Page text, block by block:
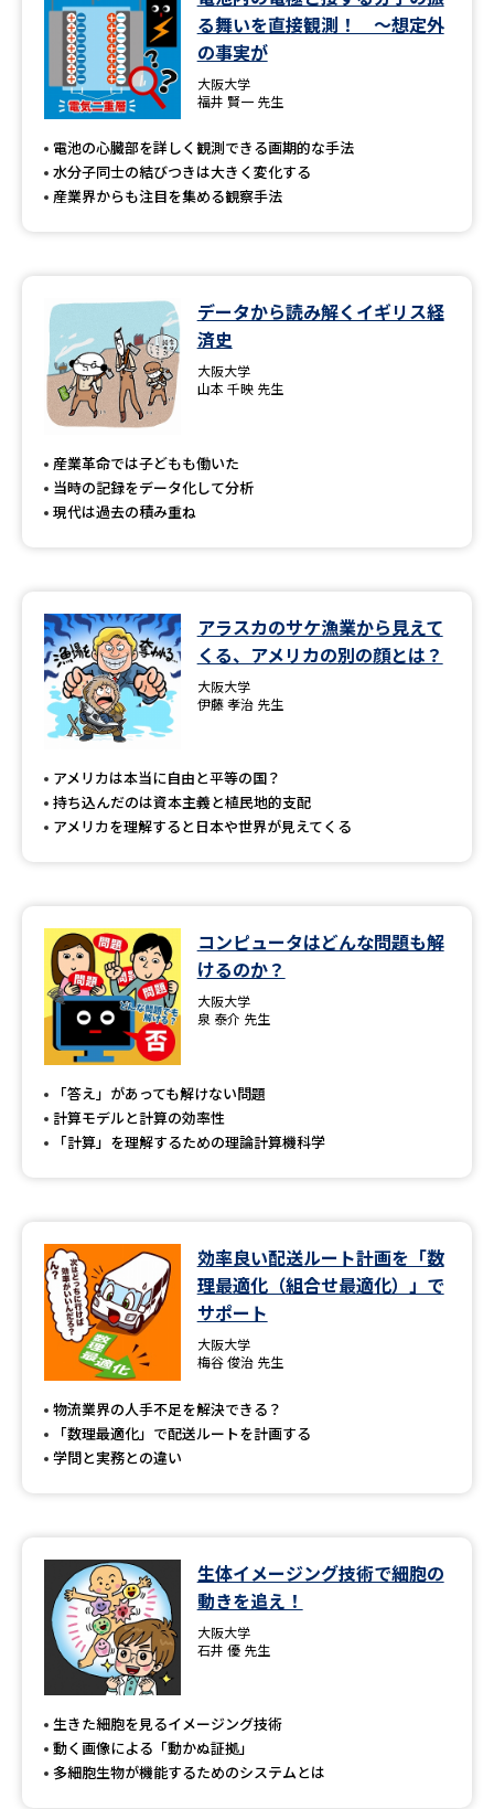
先輩が入学を決めた理由 テレメール全国一斉進学調査
新生活お役立ちガイド
学問発見
学問のミニ講義「夢ナビ講義」
学問の教科書 夢ナビライブ
ユーザーサポート
Ｑ＆Ａ よくあるご質問
テレメール
お支払いサイト
個人情報取扱規定
特定商取引表記
訂正のご案内
る舞いを直接観測！ ～想定外
の事実が
大阪大学
福井 賢一 先生
電池の心臓部を詳しく観測できる画期的な手法
水分子同士の結びつきは大きく変化する
産業界からも注目を集める観察手法
データから読み解くイギリス経
済史
大阪大学
山本 千映 先生
産業革命では子どもも働いた
当時の記録をデータ化して分析
現代は過去の積み重ね
アラスカのサケ漁業から見えて
くる、アメリカの別の顔とは？
大阪大学
伊藤 孝治 先生
アメリカは本当に自由と平等の国？
持ち込んだのは資本主義と植民地的支配
アメリカを理解すると日本や世界が見えてくる
コンピュータはどんな問題も解
けるのか？
大阪大学
泉 泰介 先生
「答え」があっても解けない問題
計算モデルと計算の効率性
「計算」を理解するための理論計算機科学
効率良い配送ルート計画を「数
理最適化（組合せ最適化）」で
サポート
大阪大学
梅谷 俊治 先生
物流業界の人手不足を解決できる？
「数理最適化」で配送ルートを計画する
学問と実務との違い
生体イメージング技術で細胞の
動きを追え！
大阪大学
石井 優 先生
生きた細胞を見るイメージング技術
動く画像による「動かぬ証拠」
多細胞生物が機能するためのシステムとは